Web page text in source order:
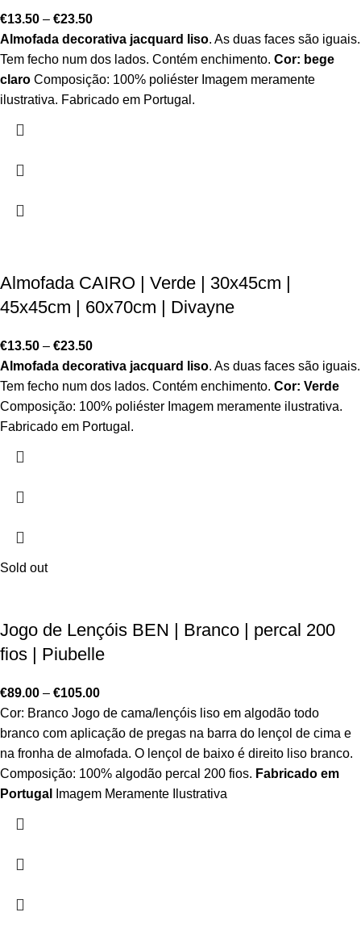
€13.50 – €23.50
Almofada decorativa jacquard liso. As duas faces são iguais.
Tem fecho num dos lados. Contém enchimento. Cor: bege
claro Composição: 100% poliéster Imagem meramente
ilustrativa. Fabricado em Portugal.
Almofada CAIRO | Verde | 30x45cm |
45x45cm | 60x70cm | Divayne
€13.50 – €23.50
Almofada decorativa jacquard liso. As duas faces são iguais.
Tem fecho num dos lados. Contém enchimento. Cor: Verde
Composição: 100% poliéster Imagem meramente ilustrativa.
Fabricado em Portugal.
Sold out
Jogo de Lençóis BEN | Branco | percal 200
fios | Piubelle
€89.00 – €105.00
Cor: Branco Jogo de cama/lençóis liso em algodão todo
branco com aplicação de pregas na barra do lençol de cima e
na fronha de almofada. O lençol de baixo é direito liso branco.
Composição: 100% algodão percal 200 fios. Fabricado em
Portugal
Imagem Meramente Ilustrativa